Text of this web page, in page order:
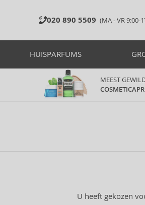
020 890 5509 (MA - VR 9:00-
HUISPARFUMS
MEEST
U heeft gekozen